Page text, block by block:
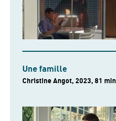
Une famille
Christine Angot, 2023, 81 min